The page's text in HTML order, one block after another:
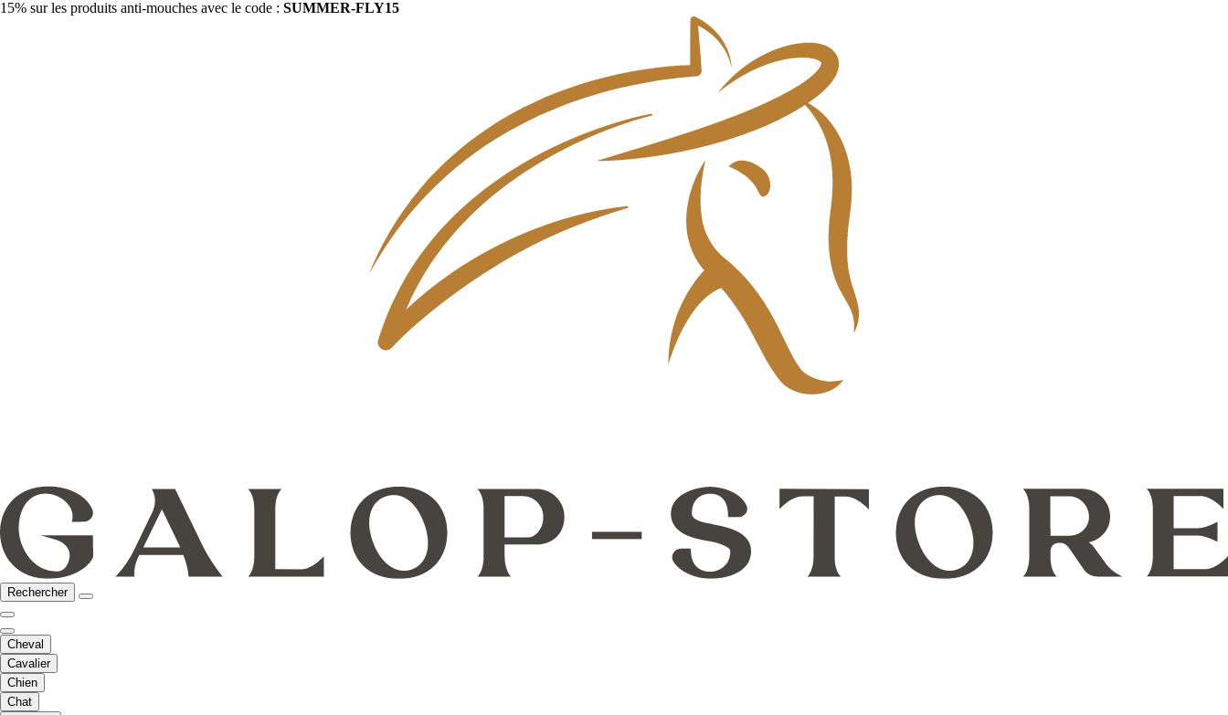
15% sur les produits anti-mouches avec le code : SUMMER-FLY15
Rechercher
Cheval
Cavalier
Chien
Chat